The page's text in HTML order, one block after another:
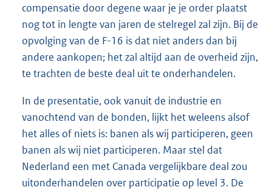
compensatie door degene waar je je order plaatst
nog tot in lengte van jaren de stelregel zal zijn. Bij de
opvolging van de F-16 is dat niet anders dan bij
andere aankopen; het zal altijd aan de overheid zijn,
te trachten de beste deal uit te onderhandelen.
In de presentatie, ook vanuit de industrie en
vanochtend van de bonden, lijkt het weleens alsof
het alles of niets is: banen als wij participeren, geen
banen als wij niet participeren. Maar stel dat
Nederland een met Canada vergelijkbare deal zou
uitonderhandelen over participatie op level 3. De